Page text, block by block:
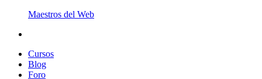
Maestros del Web
Cursos
Blog
Foro